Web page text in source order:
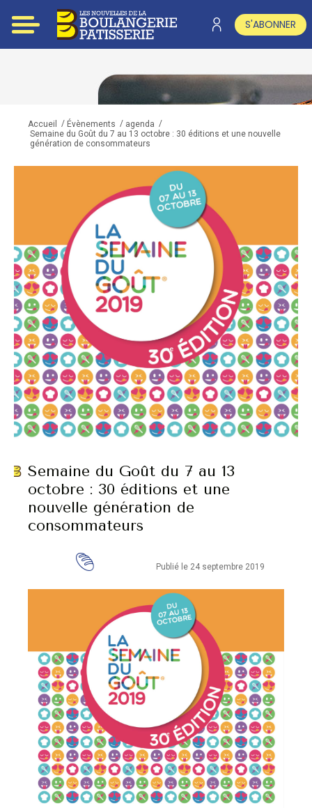
S'ABONNER
Accueil / Évènements / agenda /
Semaine du Goût du 7 au 13 octobre : 30 éditions et une nouvelle
génération de consommateurs
Semaine du Goût du 7 au 13
octobre : 30 éditions et une
nouvelle génération de
consommateurs
Publié le 24 septembre 2019